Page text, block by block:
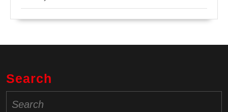
Search
for: